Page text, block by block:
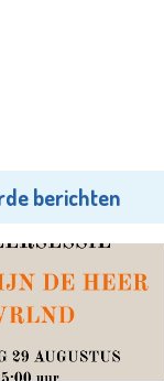
berichten